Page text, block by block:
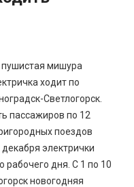
мишура
ходит по
Светлогорск.
пассажиров по 12
поездов
электрички
рабочего дня. С 1 по 10
новогодняя